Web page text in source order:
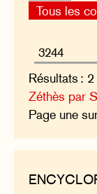
Tous les
Résultats :
Zéthès par
Page une